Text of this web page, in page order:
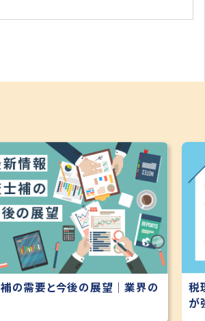
の需要と今後の展望｜業界の
税
が